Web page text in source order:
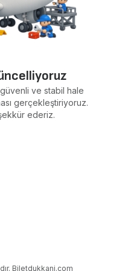
güvenli ve stabil hale
gerçekleştiriyoruz.
ederiz.
Biletdukkani.com